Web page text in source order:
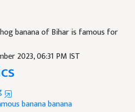
banana of Bihar is famous for
2023, 06:31 PM IST
bananabanana